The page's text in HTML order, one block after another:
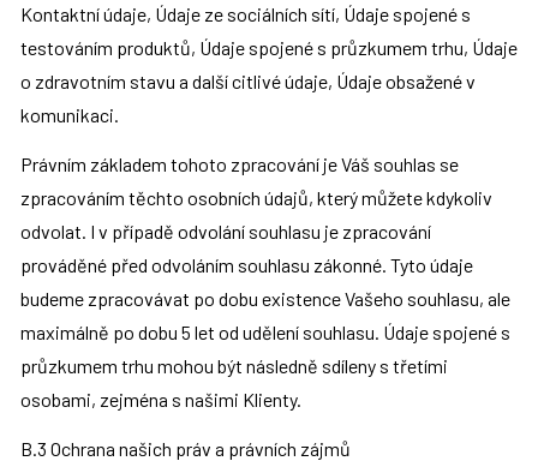
Kontaktní údaje, Údaje ze sociálních sítí, Údaje spojené s
testováním produktů, Údaje spojené s průzkumem trhu, Údaje
o zdravotním stavu a další citlivé údaje, Údaje obsažené v
komunikaci.
Právním základem tohoto zpracování je Váš souhlas se
zpracováním těchto osobních údajů, který můžete kdykoliv
odvolat. I v případě odvolání souhlasu je zpracování
prováděné před odvoláním souhlasu zákonné. Tyto údaje
budeme zpracovávat po dobu existence Vašeho souhlasu, ale
maximálně po dobu 5 let od udělení souhlasu. Údaje spojené s
průzkumem trhu mohou být následně sdíleny s třetími
osobami, zejména s našimi Klienty.
B.3 Ochrana našich práv a právních zájmů